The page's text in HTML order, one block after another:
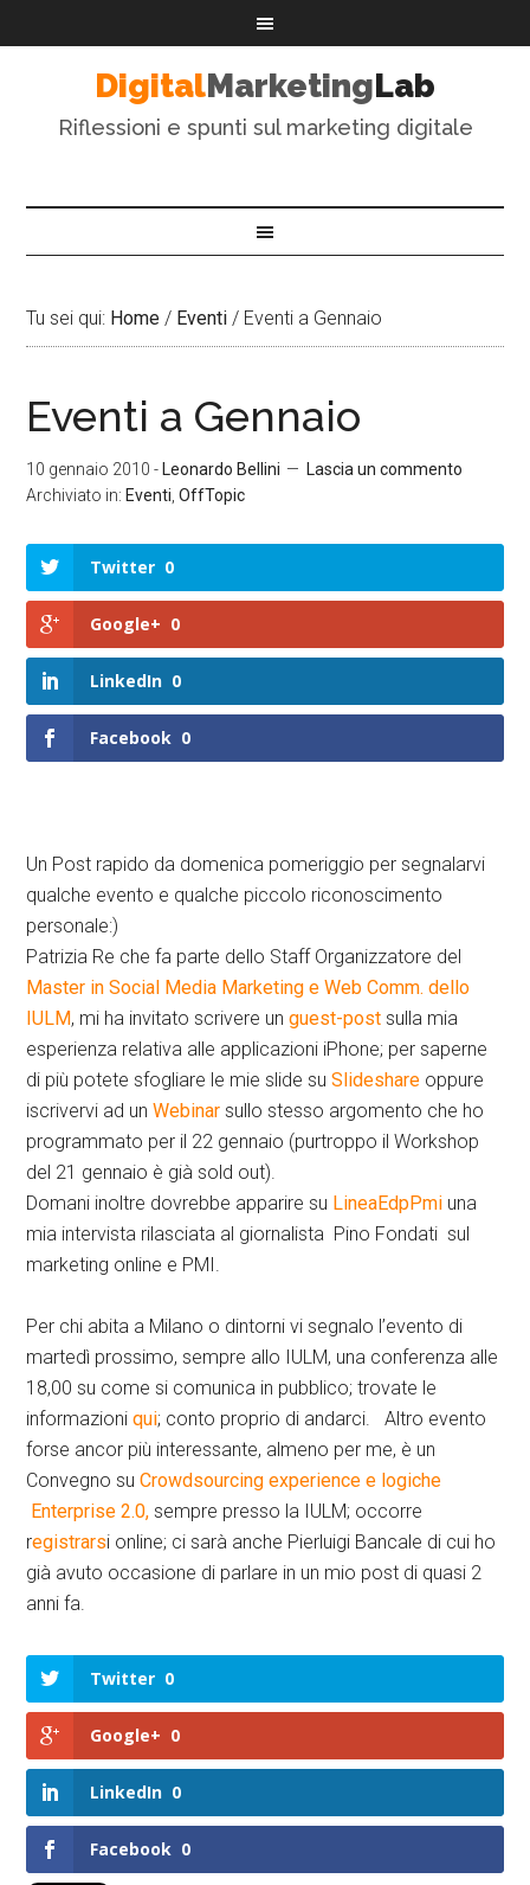
DigitalMarketingLab
Riflessioni e spunti sul marketing digitale
Tu sei qui: Home / Eventi / Eventi a Gennaio
Eventi a Gennaio
10 gennaio 2010 - Leonardo Bellini
Lascia un commento
Archiviato in: Eventi ,OffTopic
Twitter 0
Google+ 0
LinkedIn 0
Facebook 0
Un Post rapido da domenica pomeriggio per segnalarvi
qualche evento e qualche piccolo riconoscimento
personale:)
Patrizia Re che fa parte dello Staff Organizzatore del
Master in Social Media Marketing e Web Comm. dello
IULM, mi ha invitato scrivere unguest-post sulla mia
esperienza relativa alle applicazioni iPhone; per saperne
di più potete sfogliare le mie slide suSlideshare oppure
iscrivervi ad unWebinar sullo stesso argomento che ho
programmato per il 22 gennaio (purtroppo il Workshop
del 21 gennaio è già sold out).
Domani inoltre dovrebbe apparire su LineaEdpPmi una
mia intervista rilasciata al giornalista Pino Fondati sul
marketing online e PMI.
Per chi abita a Milano o dintorni vi segnalo l’evento di
martedì prossimo, sempre allo IULM, una conferenza alle
18,00 su come si comunica in pubblico; trovate le
informazioniqui; conto proprio di andarci. Altro evento
forse ancor più interessante, almeno per me, è un
Convegno suCrowdsourcing experience e logiche
Enterprise 2.0, sempre presso la IULM; occorre
registrarsi online; ci sarà anche Pierluigi Bancale di cui ho
già avuto occasione di parlare in un mio post di quasi 2
anni fa.
Twitter 0
Google+ 0
LinkedIn 0
Facebook 0